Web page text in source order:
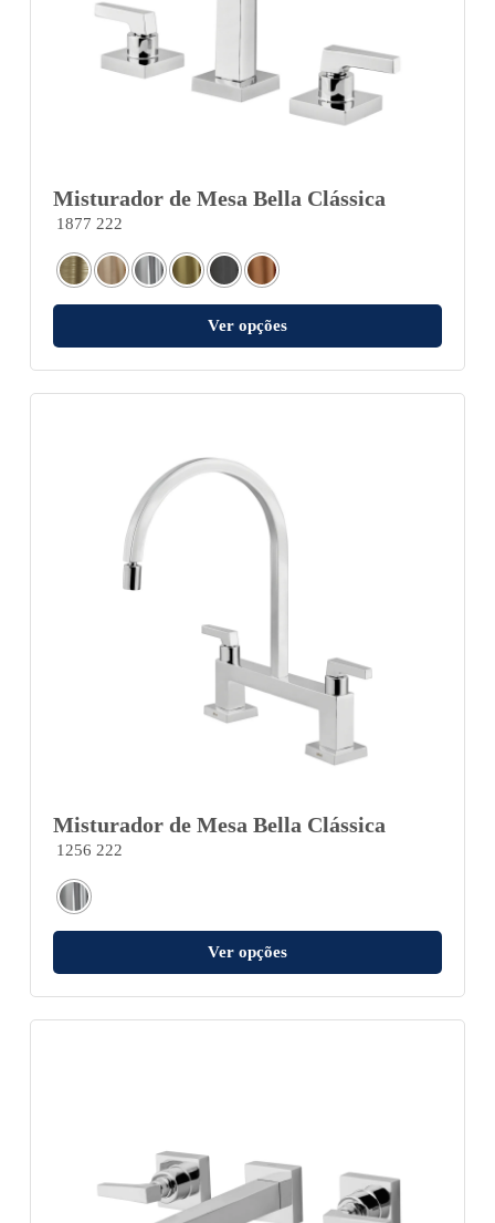
Misturador de Mesa Bella Clássica
1877 222
Ver opções
Misturador de Mesa Bella Clássica
1256 222
Ver opções